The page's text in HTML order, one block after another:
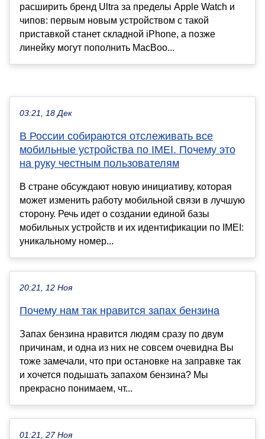
расширить бренд Ultra за пределы Apple Watch и
чипов: первым новым устройством с такой
приставкой станет складной iPhone, а позже
линейку могут пополнить MacBoo...
03:21, 18 Дек
В России собираются отслеживать все
мобильные устройства по IMEI. Почему это
на руку честным пользователям
В стране обсуждают новую инициативу, которая
может изменить работу мобильной связи в лучшую
сторону. Речь идет о создании единой базы
мобильных устройств и их идентификации по IMEI:
уникальному номер...
20:21, 12 Ноя
Почему нам так нравится запах бензина
Запах бензина нравится людям сразу по двум
причинам, и одна из них не совсем очевидна Вы
тоже замечали, что при остановке на заправке так
и хочется подышать запахом бензина? Мы
прекрасно понимаем, чт...
01:21, 27 Ноя